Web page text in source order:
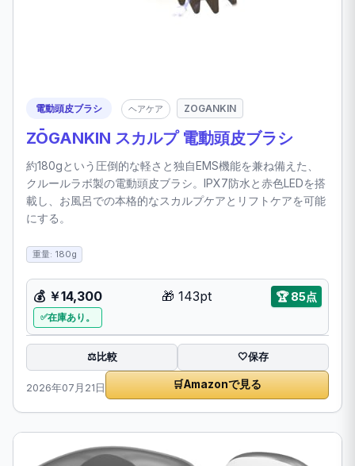
電動頭皮ブラシ ヘアケア ZOGANKIN
ZŌGANKIN スカルプ 電動頭皮ブラシ
約180gという圧倒的な軽さと独自EMS機能を兼ね備えた、
クルールラボ製の電動頭皮ブラシ。IPX7防水と赤色LEDを搭
載し、お風呂での本格的なスカルプケアとリフトケアを可能
にする。
重量: 180g
💰 ￥14,300 🎁 143pt 🏆85点
在庫あり。
⚖️比較 🤍保存
2026年07月21日 🛒Amazonで見る